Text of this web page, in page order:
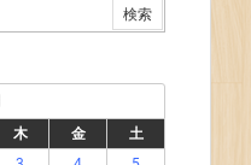
木 金
土